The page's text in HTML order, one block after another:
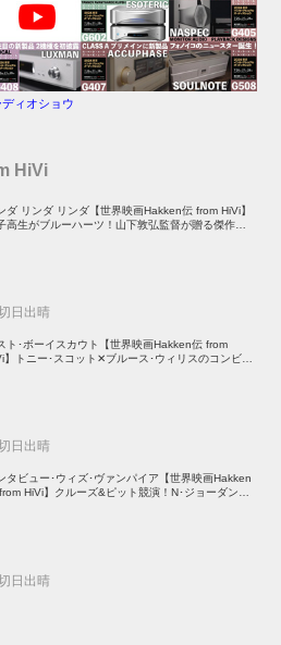
ィオショウ
HiVi
ダ リンダ リンダ【世界映画Hakken伝 from HiVi】
高生がブルーハーツ！山下敦弘監督が贈る傑作青春
日出晴
ト･ボーイスカウト【世界映画Hakken伝 from
】トニー･スコット✕ブルース･ウィリスのコンビが
日出晴
タビュー･ウィズ･ヴァンパイア【世界映画Hakken
HiVi】クルーズ&ピット競演！N･ジョーダン監
日出晴